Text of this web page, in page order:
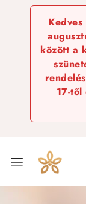
között a
17-